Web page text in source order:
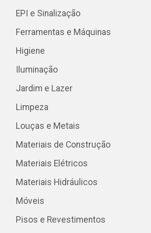
EPI e Sinalização
Ferramentas e Máquinas
Higiene
Iluminação
Jardim e Lazer
Limpeza
Louças e Metais
Materiais de Construção
Materiais Elétricos
Materiais Hidráulicos
Móveis
Pisos e Revestimentos